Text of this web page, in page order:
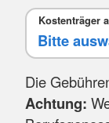
Kostenträger
Die
Achtung: